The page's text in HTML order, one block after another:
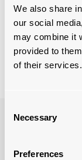
We also share
our social
may combine it
provided to
of their services.
Selection
Necessary
Preferences
Pendant la
pièce dans le
moins qu'elle ne
Toyota est une
un niveau de